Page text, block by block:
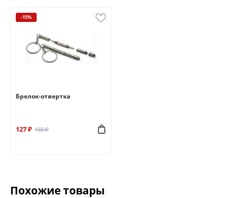
-15%
Брелок-отвертка
127 ₽ 150 ₽
Похожие товары